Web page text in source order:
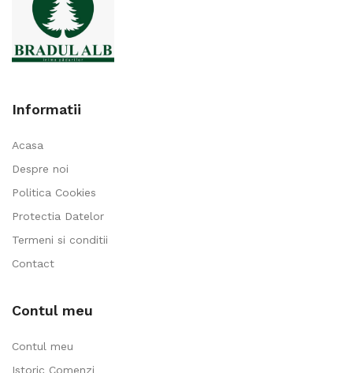
Informatii
Acasa
Despre noi
Politica Cookies
Protectia Datelor
Termeni si conditii
Contact
Contul meu
Contul meu
Istoric Comenzi